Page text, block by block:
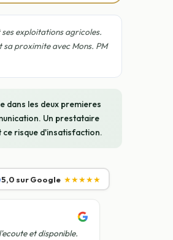
exploitations agricoles.
proximite avec Mons. PM
dans les deux premieres
Un prestataire
ce risque d'insatisfaction.
5,0 sur Google ★★★★★
et disponible.